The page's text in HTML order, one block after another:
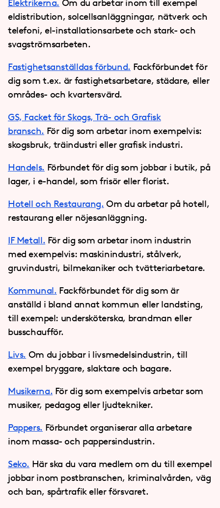
Elektrikerna. Om du arbetar inom till exempel
eldistribution, solcellsanläggningar, nätverk och
telefoni, el-installationsarbete och stark- och
svagströmsarbeten.
Fastighetsanställdas förbund. Fackförbundet för
dig som t.ex. är fastighetsarbetare, städare, eller
områdes- och kvartersvärd.
GS, Facket för Skogs, Trä- och Grafisk
bransch. För dig som arbetar inom exempelvis:
skogsbruk, träindustri eller grafisk industri.
Handels. Förbundet för dig som jobbar i butik, på
lager, i e-handel, som frisör eller florist.
Hotell och Restaurang. Om du arbetar på hotell,
restaurang eller nöjesanläggning.
IF Metall. För dig som arbetar inom industrin
med exempelvis: maskinindustri, stålverk,
gruvindustri, bilmekaniker och tvätteriarbetare.
Kommunal. Fackförbundet för dig som är
anställd i bland annat kommun eller landsting,
till exempel: undersköterska, brandman eller
busschaufför.
Livs. Om du jobbar i livsmedelsindustrin, till
exempel bryggare, slaktare och bagare.
Musikerna. För dig som exempelvis arbetar som
musiker, pedagog eller ljudtekniker.
Pappers. Förbundet organiserar alla arbetare
inom massa- och pappersindustrin.
Seko. Här ska du vara medlem om du till exempel
jobbar inom postbranschen, kriminalvården, väg
och ban, spårtrafik eller försvaret.